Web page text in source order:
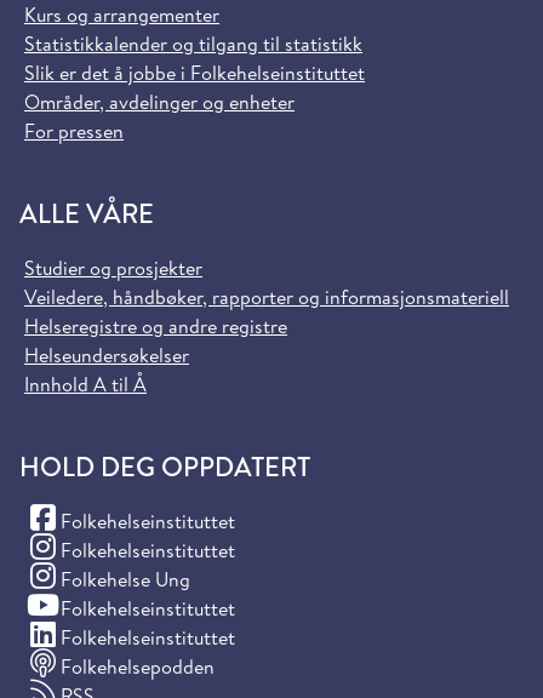
Kurs og arrangementer
Statistikkalender og tilgang til statistikk
Slik er det å jobbe i Folkehelseinstituttet
Områder, avdelinger og enheter
For pressen
ALLE VÅRE
Studier og prosjekter
Veiledere, håndbøker, rapporter og informasjonsmateriell
Helseregistre og andre registre
Helseundersøkelser
Innhold A til Å
HOLD DEG OPPDATERT
Folkehelseinstituttet
(Facebook)
Folkehelseinstituttet
(Instagram)
Folkehelse Ung
(Instagram)
Folkehelseinstituttet
(YouTube)
Folkehelseinstituttet
(LinkedIn)
Folkehelsepodden